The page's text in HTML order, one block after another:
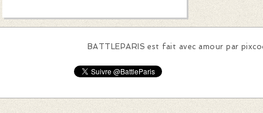
BATTLEPARIS est fait avec amour par